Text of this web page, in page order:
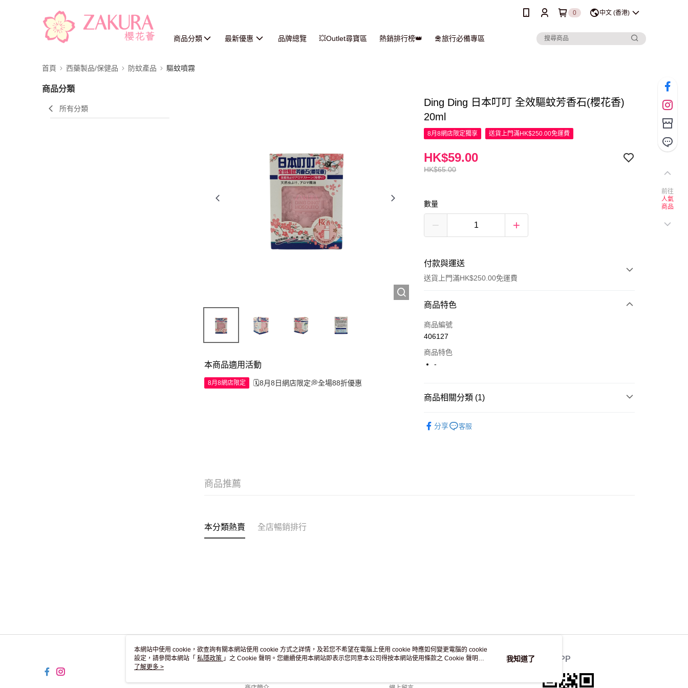
0 中文 (香港)
商品分類 最新優惠 品牌總覽 💥Outlet尋寶區 熱銷排行榜👑 🛅旅行必備專區
首頁 西藥製品/保健品 防蚊產品 驅蚊噴霧
商品分類
所有分類
本商品適用活動
8月8網店限定 🗓️8月8日網店限定💭全場88折優惠
Ding Ding 日本叮叮 全效驅蚊芳香石(櫻花香)
20ml
8月8網店限定獨享 送貨上門滿HK$250.00免運費
HK$65.00
HK$59.00
數量
付款與運送
送貨上門滿HK$250.00免運費
付款方式
信用卡
JD京東物流，訂單確認發貨後2-4個工作天送達
商品特色
商品編號
406127
商品特色
-
商品相關分類 (1)
分享
客服
商品推薦
本分類熱賣 全店暢銷排行
關於我們 客戶服務 官方APP
前往
人氣
商品
本網站中使用 cookie，欲查詢有關本網站使用 cookie 方式之詳情，及若您不希望在電腦上使用 cookie 時應如何變更電腦的 cookie
設定，請參閱本網站「 私隱政策 」之 Cookie 聲明。您繼續使用本網站即表示您同意本公司得按本網站使用條款之 Cookie 聲明使
用 cookie。
了解更多 >
我知道了